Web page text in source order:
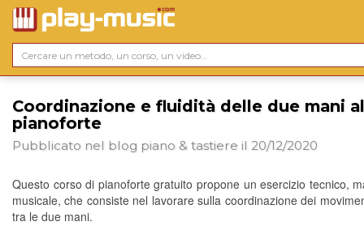
Coordinazione e fluidità delle due mani al
pianoforte
Pubblicato nel blog piano & tastiere il 20/12/2020
Questo corso di pianoforte gratuito propone un esercizio tecnico,
musicale, che consiste nel lavorare sulla coordinazione dei
tra le due mani.